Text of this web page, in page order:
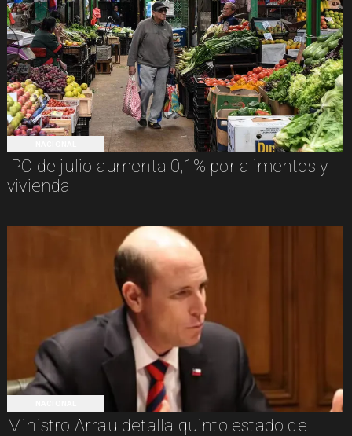
IPC de julio aumenta 0,1% por alimentos y
vivienda
Ministro Arrau detalla quinto estado de